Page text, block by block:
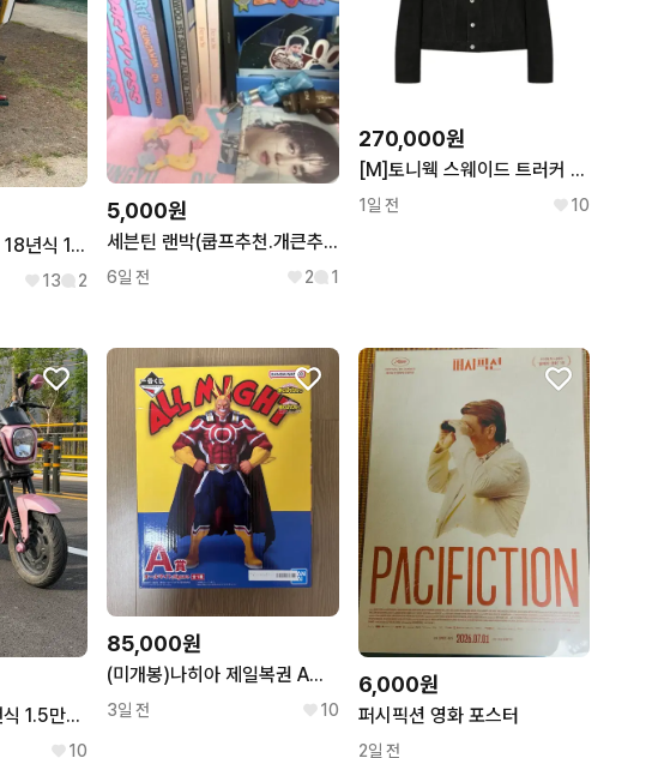
혼다 MSX 125 SF 18년식 1.6만km 튜닝 A급 차량 판매합니다
13 2
5,000원
세븐틴 랜박(쿱프추천.개큰추천)
6일 전 2 1
270,000원
[M]토니웩 스웨이드 트러커 자켓
1일 전 10
혼다 나비 110 16년식 1.5만km 핑크 판매
10
85,000원
(미개봉)나히아 제일복권 A상 올마이트 피규어 판매합니다!
3일 전 10
6,000원
퍼시픽션 영화 포스터
2일 전